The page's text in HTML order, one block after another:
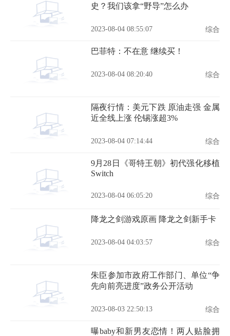
史？我们该拿“野导”怎么办
2023-08-04 08:55:07 综合
巴菲特：不在意 继续买！
2023-08-04 08:20:40 综合
隔夜行情：美元下跌 原油走强 金属
近全线上涨 伦锡涨超3%
2023-08-04 07:14:44 综合
9月28日《哥特王朝》初代强化移植
Switch
2023-08-04 06:05:20 综合
降龙之剑游戏原画 降龙之剑新手卡
2023-08-04 04:03:57 综合
朱臣参加市政府工作部门、单位“争
先向前亮进度”政务公开活动
2023-08-03 22:50:13 综合
曝baby和新男友恋情！两人贴脸拥